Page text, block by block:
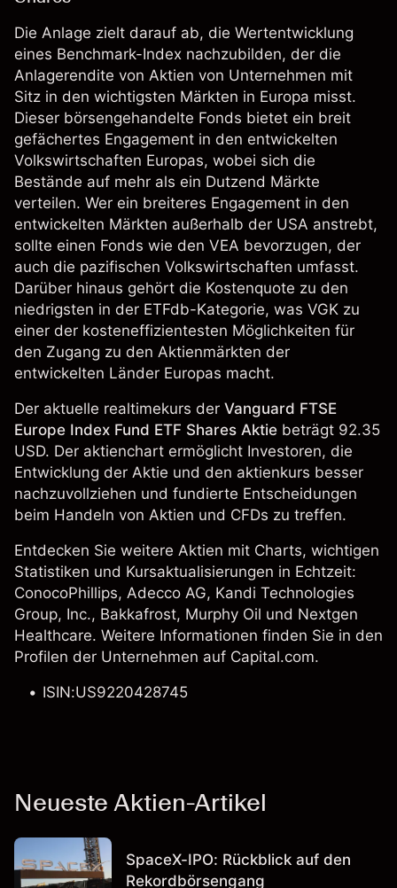
Die Anlage zielt darauf ab, die Wertentwicklung
eines Benchmark-Index nachzubilden, der die
Anlagerendite von Aktien von Unternehmen mit
Sitz in den wichtigsten Märkten in Europa misst.
Dieser börsengehandelte Fonds bietet ein breit
gefächertes Engagement in den entwickelten
Volkswirtschaften Europas, wobei sich die
Bestände auf mehr als ein Dutzend Märkte
verteilen. Wer ein breiteres Engagement in den
entwickelten Märkten außerhalb der USA anstrebt,
sollte einen Fonds wie den VEA bevorzugen, der
auch die pazifischen Volkswirtschaften umfasst.
Darüber hinaus gehört die Kostenquote zu den
niedrigsten in der ETFdb-Kategorie, was VGK zu
einer der kosteneffizientesten Möglichkeiten für
den Zugang zu den Aktienmärkten der
entwickelten Länder Europas macht.
Der aktuelle realtimekurs der Vanguard FTSE
Europe Index Fund ETF Shares Aktie beträgt 92.35
USD. Der aktienchart ermöglicht Investoren, die
Entwicklung der Aktie und den aktienkurs besser
nachzuvollziehen und fundierte Entscheidungen
beim Handeln von Aktien und CFDs zu treffen.
Entdecken Sie weitere Aktien mit Charts, wichtigen
Statistiken und Kursaktualisierungen in Echtzeit:
ConocoPhillips, Adecco AG, Kandi Technologies
Group, Inc., Bakkafrost, Murphy Oil und Nextgen
Healthcare. Weitere Informationen finden Sie in den
Profilen der Unternehmen auf Capital.com.
ISIN:US9220428745
Neueste Aktien-Artikel
SpaceX-IPO: Rückblick auf den
Rekordbörsengang